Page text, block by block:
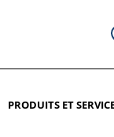
PRODUITS ET